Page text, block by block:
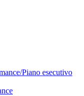
Piano esecutivo